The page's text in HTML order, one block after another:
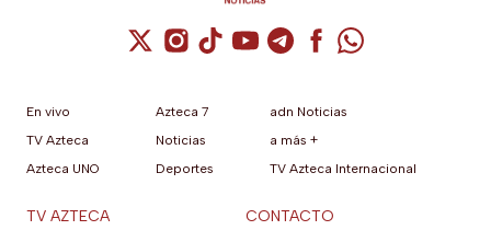
Cuenta de X / Twitter (se abre en una
Cuenta de Instagram (se abre en una
Cuenta de TikTok (se abre en
Cuenta de YouTube (se abre
Cuenta de Telegram (se
Cuenta de
Cuenta de
En vivo
TV Azteca
Azteca UNO
Azteca 7
Noticias
Deportes
adn Noticias
a más +
TV Azteca Internacional
TV AZTECA CONTACTO